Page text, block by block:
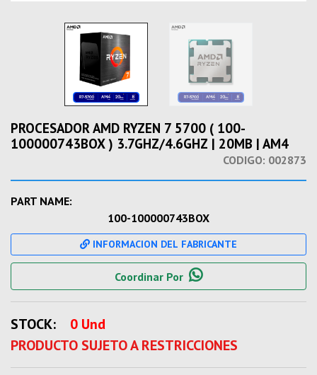
PROCESADOR AMD RYZEN 7 5700 ( 100-
100000743BOX ) 3.7GHZ/4.6GHZ | 20MB | AM4
CODIGO: 002873
PART NAME:
100-100000743BOX
INFORMACION DEL FABRICANTE
Coordinar Por
STOCK:
0 Und
PRODUCTO SUJETO A RESTRICCIONES